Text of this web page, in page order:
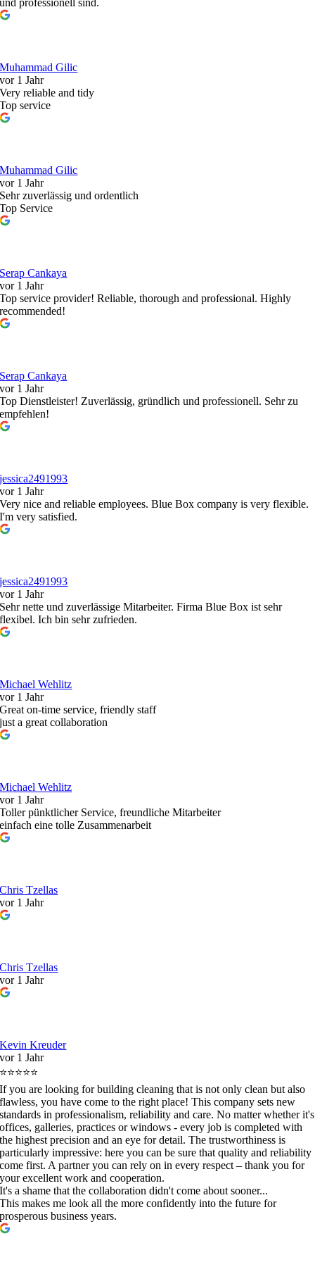
und professionell sind.
Muhammad Gilic
vor 1 Jahr
Very reliable and tidy
Top service
Muhammad Gilic
vor 1 Jahr
Sehr zuverlässig und ordentlich
Top Service
Serap Cankaya
vor 1 Jahr
Top service provider! Reliable, thorough and professional. Highly
recommended!
Serap Cankaya
vor 1 Jahr
Top Dienstleister! Zuverlässig, gründlich und professionell. Sehr zu
empfehlen!
jessica2491993
vor 1 Jahr
Very nice and reliable employees. Blue Box company is very flexible.
I'm very satisfied.
jessica2491993
vor 1 Jahr
Sehr nette und zuverlässige Mitarbeiter. Firma Blue Box ist sehr
flexibel. Ich bin sehr zufrieden.
Michael Wehlitz
vor 1 Jahr
Great on-time service, friendly staff
just a great collaboration
Michael Wehlitz
vor 1 Jahr
Toller pünktlicher Service, freundliche Mitarbeiter
einfach eine tolle Zusammenarbeit
Chris Tzellas
vor 1 Jahr
Chris Tzellas
vor 1 Jahr
Kevin Kreuder
vor 1 Jahr
⭐⭐⭐⭐⭐
If you are looking for building cleaning that is not only clean but also
flawless, you have come to the right place! This company sets new
standards in professionalism, reliability and care. No matter whether it's
offices, galleries, practices or windows - every job is completed with
the highest precision and an eye for detail. The trustworthiness is
particularly impressive: here you can be sure that quality and reliability
come first. A partner you can rely on in every respect – thank you for
your excellent work and cooperation.
It's a shame that the collaboration didn't come about sooner...
This makes me look all the more confidently into the future for
prosperous business years.